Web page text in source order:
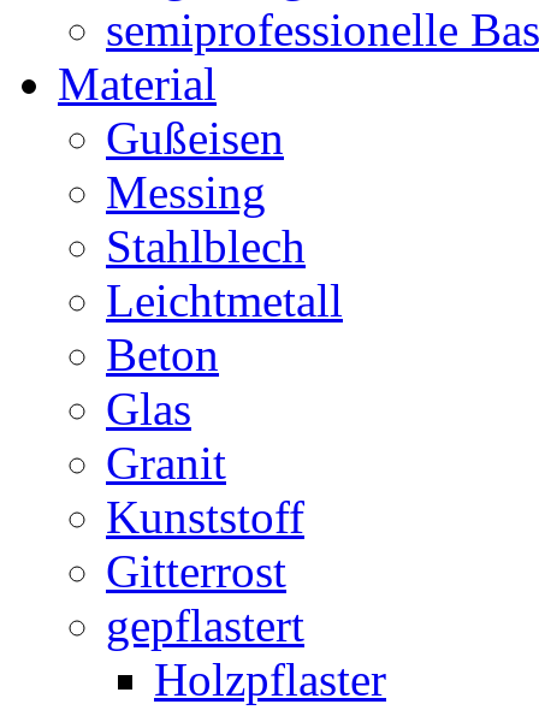
semiprofessionelle
Material
Gußeisen
Messing
Stahlblech
Leichtmetall
Beton
Glas
Granit
Kunststoff
Gitterrost
gepflastert
Holzpflaster